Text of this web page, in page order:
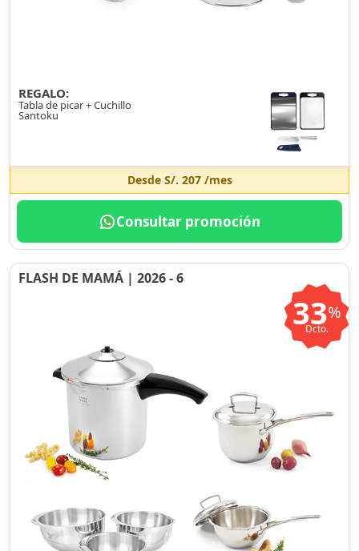
REGALO:
Tabla de picar + Cuchillo
Santoku
Desde S/. 207/mes
Consultar promoción
FLASH DE MAMÁ | 2026 - 6
33%
Dcto.